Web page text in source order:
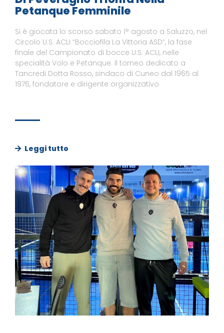
Petanque Femminile
Si è giocata lo scorso sabato 1° agosto a Saluzzo, nel
Circolo U.S. ACLI “Bocciofila La Vittoria ASD”, la fase
finale del Campionato di bocce U.S. ACLI, nelle
specialità Volo e Petanque. Il torneo dedicato a
Tancredi Dotta Rosso, sindaco di Cuneo dal 1965 al
1976, fondatore e dirigente organizzativo
Leggi tutto